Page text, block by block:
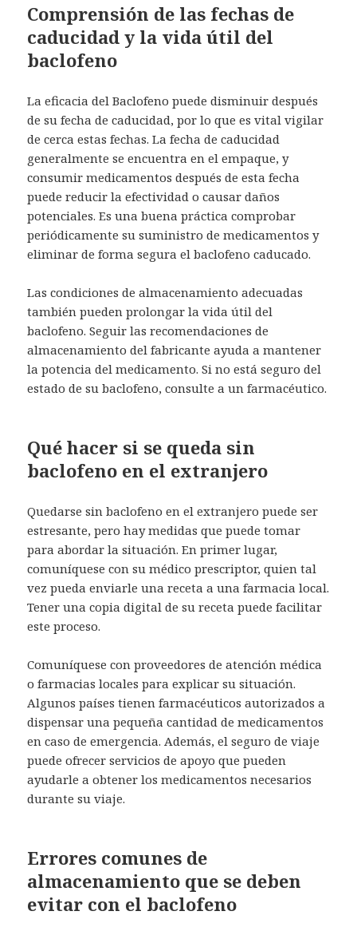
Comprensión de las fechas de
caducidad y la vida útil del
baclofeno
La eficacia del Baclofeno puede disminuir después
de su fecha de caducidad, por lo que es vital vigilar
de cerca estas fechas. La fecha de caducidad
generalmente se encuentra en el empaque, y
consumir medicamentos después de esta fecha
puede reducir la efectividad o causar daños
potenciales. Es una buena práctica comprobar
periódicamente su suministro de medicamentos y
eliminar de forma segura el baclofeno caducado.
Las condiciones de almacenamiento adecuadas
también pueden prolongar la vida útil del
baclofeno. Seguir las recomendaciones de
almacenamiento del fabricante ayuda a mantener
la potencia del medicamento. Si no está seguro del
estado de su baclofeno, consulte a un farmacéutico.
Qué hacer si se queda sin
baclofeno en el extranjero
Quedarse sin baclofeno en el extranjero puede ser
estresante, pero hay medidas que puede tomar
para abordar la situación. En primer lugar,
comuníquese con su médico prescriptor, quien tal
vez pueda enviarle una receta a una farmacia local.
Tener una copia digital de su receta puede facilitar
este proceso.
Comuníquese con proveedores de atención médica
o farmacias locales para explicar su situación.
Algunos países tienen farmacéuticos autorizados a
dispensar una pequeña cantidad de medicamentos
en caso de emergencia. Además, el seguro de viaje
puede ofrecer servicios de apoyo que pueden
ayudarle a obtener los medicamentos necesarios
durante su viaje.
Errores comunes de
almacenamiento que se deben
evitar con el baclofeno